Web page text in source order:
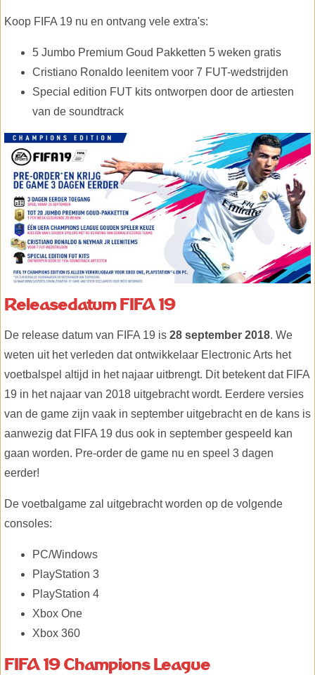
Koop FIFA 19 nu en ontvang vele extra's:
5 Jumbo Premium Goud Pakketten 5 weken gratis
Cristiano Ronaldo leenitem voor 7 FUT-wedstrijden
Special edition FUT kits ontworpen door de artiesten
van de soundtrack
Releasedatum FIFA 19
De release datum van FIFA 19 is 28 september 2018. We
weten uit het verleden dat ontwikkelaar Electronic Arts het
voetbalspel altijd in het najaar uitbrengt. Dit betekent dat FIFA
19 in het najaar van 2018 uitgebracht wordt. Eerdere versies
van de game zijn vaak in september uitgebracht en de kans is
aanwezig dat FIFA 19 dus ook in september gespeeld kan
gaan worden. Pre-order de game nu en speel 3 dagen
eerder!
De voetbalgame zal uitgebracht worden op de volgende
consoles:
PC/Windows
PlayStation 3
PlayStation 4
Xbox One
Xbox 360
FIFA 19 Champions League